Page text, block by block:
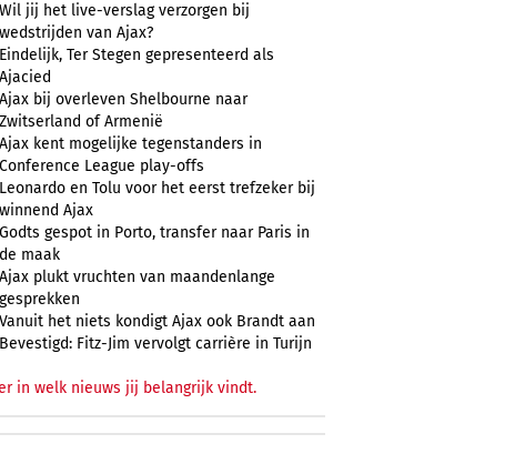
Wil jij het live-verslag verzorgen bij
wedstrijden van Ajax?
Eindelijk, Ter Stegen gepresenteerd als
Ajacied
Ajax bij overleven Shelbourne naar
Zwitserland of Armenië
Ajax kent mogelijke tegenstanders in
Conference League play-offs
Leonardo en Tolu voor het eerst trefzeker bij
winnend Ajax
Godts gespot in Porto, transfer naar Paris in
de maak
Ajax plukt vruchten van maandenlange
gesprekken
Vanuit het niets kondigt Ajax ook Brandt aan
Bevestigd: Fitz-Jim vervolgt carrière in Turijn
in welk nieuws jij belangrijk vindt.